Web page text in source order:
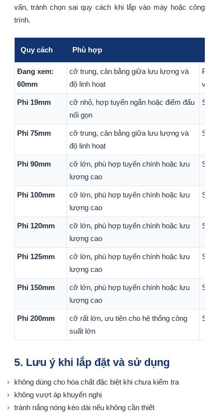
vấn, tránh chọn sai quy cách khi lắp vào máy hoặc công
trình.
Quy cách Phù hợp
Đang xem:
60mm
cỡ trung, cân bằng giữa lưu lượng và
độ linh hoạt
Phù
với
Phi 19mm
cỡ nhỏ, hợp tuyến ngắn hoặc điểm đấu
nối gọn
Sản
Phi 75mm
cỡ trung, cân bằng giữa lưu lượng và
độ linh hoạt
Sản
Phi 90mm
cỡ lớn, phù hợp tuyến chính hoặc lưu
lượng cao
Sản
Phi 100mm
cỡ lớn, phù hợp tuyến chính hoặc lưu
lượng cao
Sản
Phi 120mm
cỡ lớn, phù hợp tuyến chính hoặc lưu
lượng cao
Sản
Phi 125mm
cỡ lớn, phù hợp tuyến chính hoặc lưu
lượng cao
Sản
Phi 150mm
cỡ lớn, phù hợp tuyến chính hoặc lưu
lượng cao
Sản
Phi 200mm
cỡ rất lớn, ưu tiên cho hệ thống công
suất lớn
Sản
5. Lưu ý khi lắp đặt và sử dụng
không dùng cho hóa chất đặc biệt khi chưa kiểm tra
không vượt áp khuyến nghị
tránh nắng nóng kéo dài nếu không cần thiết